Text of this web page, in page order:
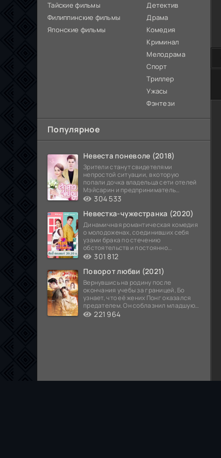
Тайские фильмы
Филиппинские фильмы
Японские фильмы
Детектив
Драма
Комедия
Криминал
Мелодрама
Спорт
Триллер
Ужасы
Фэнтези
Популярное
Невеста поневоле (2018)
Зрители станут свидетелями
непростой ситуации, в которую
попали дочка владельца сети отелей
Мэйсарин и предприниматель
Кетдэн. Обоих главных героев
304 533
Невестка-чужестранка (2020)
Динамичная романтическая комедия
о молодоженах, соединивших себя
узами брака по стечению
обстоятельств и постоянно
попадающих в курьезные ситуации...
301 812
Поворот любви (2021)
Вернувшись на родину после
окончания учебы за границей, Бо
узнает, что её жених Понг оказался
предателем. Он соблазнил младшую
сестру хозяина
221 964